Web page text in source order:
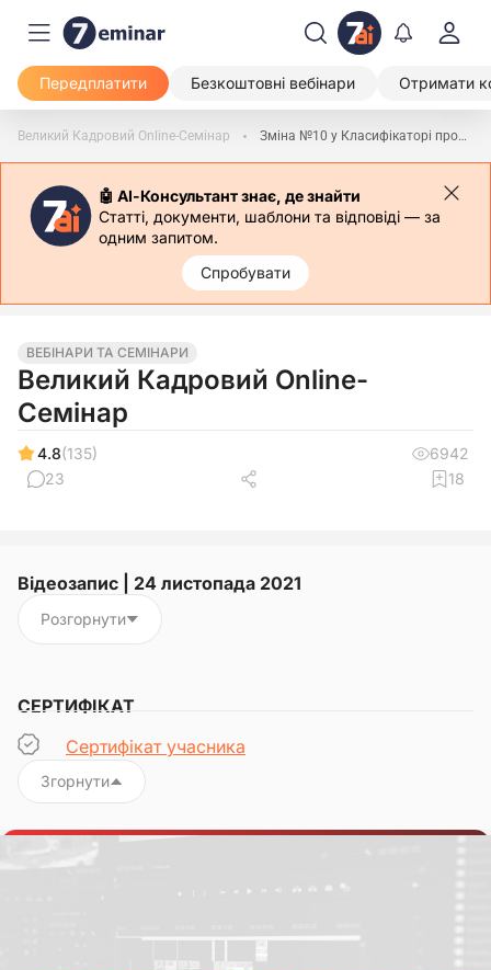
Передплатити Безкоштовні вебінари Отримати
Великий Кадровий Online-Семінар Зміна №10 у Класифікаторі професій: сфери і сутність новацій
🤖 АІ-Консультант знає, де знайти
Статті, документи, шаблони та відповіді — за
одним запитом.
Спробувати
ВЕБІНАРИ ТА СЕМІНАРИ
Великий Кадровий Online-
Семінар
4.8(135)
6942
23
18
Відеозапис | 24 листопада 2021
Розгорнути
СЕРТИФІКАТ
Сертифікат учасника
Згорнути